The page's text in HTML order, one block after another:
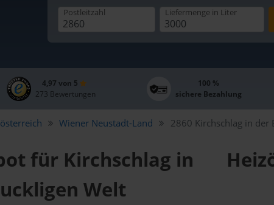
Postleitzahl Liefermenge in Liter
4,97 von 5
273 Bewertungen
100 %
sichere Bezahlung
Wiener Neustadt-Land 2860 Kirchschlag in der
für Kirchschlag in
Welt